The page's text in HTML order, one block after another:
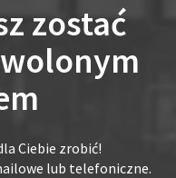
zostać
Ciebie zrobić!
lub telefoniczne.